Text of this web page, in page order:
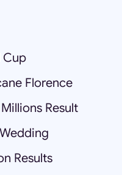
Cup
Florence
Result
Results